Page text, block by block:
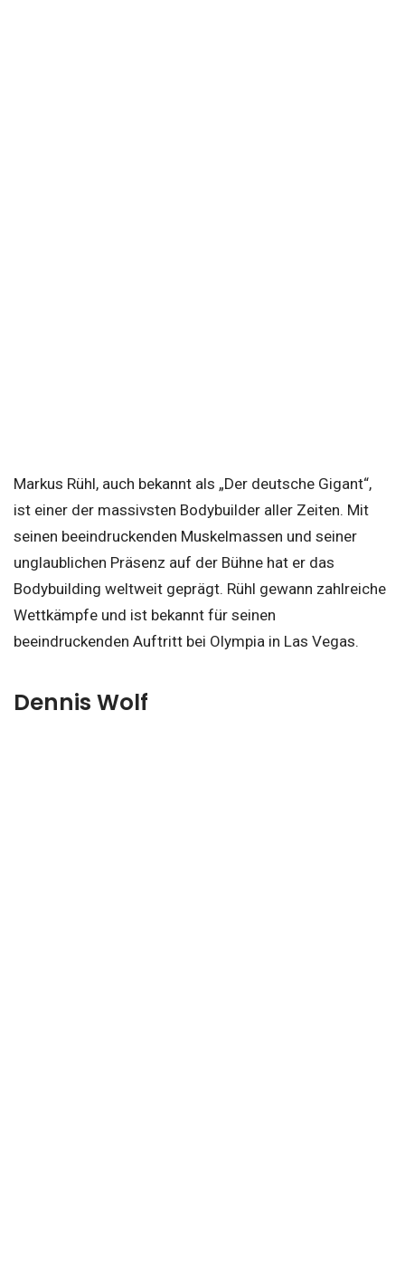
Markus Rühl, auch bekannt als „Der deutsche Gigant“,
ist einer der massivsten Bodybuilder aller Zeiten. Mit
seinen beeindruckenden Muskelmassen und seiner
unglaublichen Präsenz auf der Bühne hat er das
Bodybuilding weltweit geprägt. Rühl gewann zahlreiche
Wettkämpfe und ist bekannt für seinen
beeindruckenden Auftritt bei Olympia in Las Vegas.
Dennis Wolf